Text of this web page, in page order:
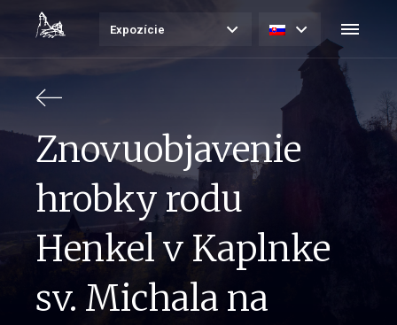
Expozície
Znovuobjavenie
hrobky rodu
Henkel v Kaplnke
sv. Michala na